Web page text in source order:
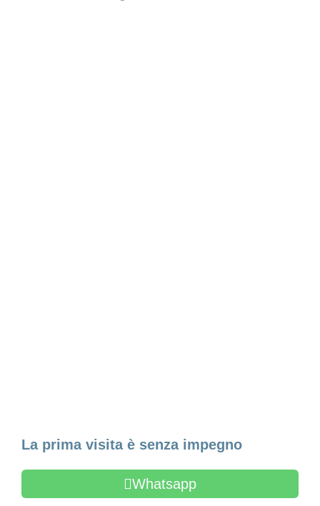
La prima visita è senza impegno
Whatsapp